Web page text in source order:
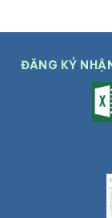
ĐĂNG KÝ